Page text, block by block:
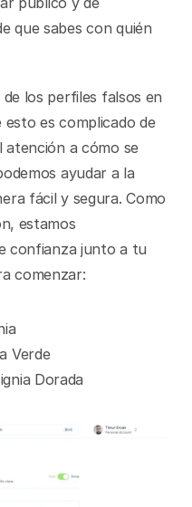
que sabes con quién
los perfiles falsos en
esto es complicado de
atención a cómo se
ayudar a la
fácil y segura. Como
estamos
confianza junto a tu
comenzar:
Verde
Dorada